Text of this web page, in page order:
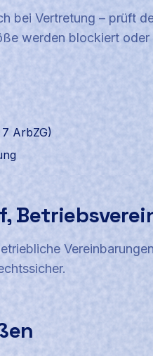
bei Vertretung – prüft
werden blockiert
ArbZG)